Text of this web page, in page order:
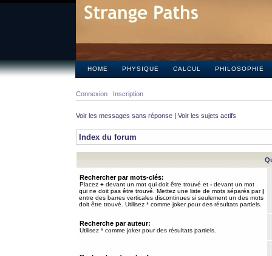
HOME PHYSIQUE CALCUL PHILOSOPHIE
Connexion Inscription
Voir les messages sans réponse | Voir les sujets actifs
Index du forum
Rechercher par mots-clés:
Placez + devant un mot qui doit être trouvé et - devant un mot
qui ne doit pas être trouvé. Mettez une liste de mots séparés par|
entre des barres verticales discontinues si seulement un des mots
doit être trouvé. Utilisez * comme joker pour des résultats partiels.
Recherche par auteur:
Utilisez * comme joker pour des résultats partiels.